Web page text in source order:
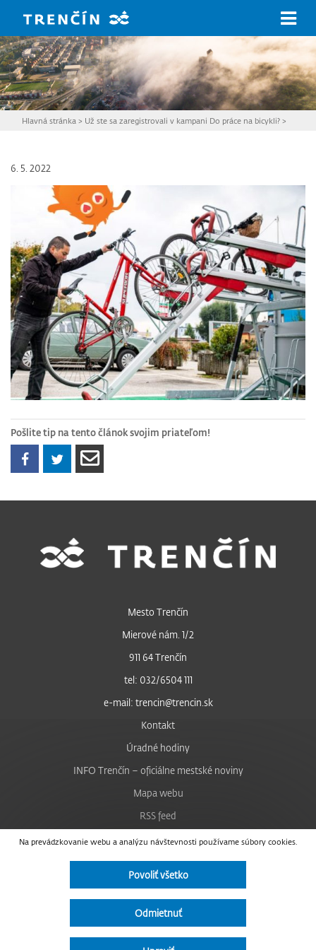
Hlavná stránka > Už ste sa zaregistrovali v kampani Do práce na bicykli?>
6. 5. 2022
Pošlite tip na tento článok svojim priateľom!
Na prevádzkovanie webu a analýzu návštevnosti používame súbory cookies.
Povoliť všetko
Odmietnuť
Mesto Trenčín
Mierové nám. 1/2
911 64 Trenčín
tel: 032/6504 111
e-mail: trencin@trencin.sk
Kontakt
Úradné hodiny
INFO Trenčín – oficiálne mestské noviny
Mapa webu
RSS feed
Nastavenie cookies
Facebook
Instagram
Vyhlásenie o prístupnosti